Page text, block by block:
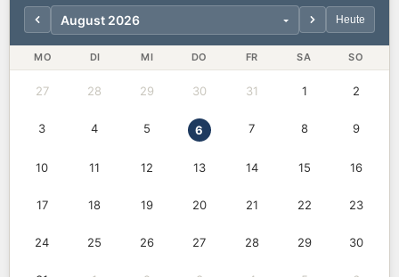
Heute
MO DI MI DO FR SA SO
27 28 29 30 31 1 2
3 4 5 6 7 8 9
10 11 12 13 14 15 16
17 18 19 20 21 22 23
24 25 26 27 28 29 30